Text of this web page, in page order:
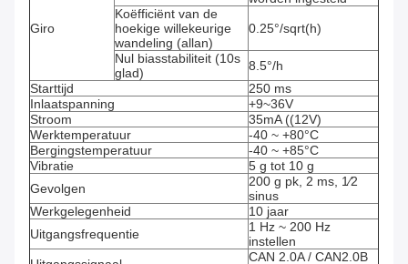
Giro
Koëfficiënt van de
hoekige willekeurige
wandeling (allan)
0.25°/sqrt(h)
Nul biasstabiliteit (10s
glad)
8.5°/h
Starttijd
250 ms
Inlaatspanning
+9~36V
Stroom
35mA ((12V)
Werktemperatuur
-40 ~ +80°C
Bergingstemperatuur
-40 ~ +85°C
Vibratie
5 g tot 10 g
Gevolgen
200 g pk, 2 ms, 1⁄2
sinus
Werkgelegenheid
10 jaar
Uitgangsfrequentie
1 Hz ~ 200 Hz
instellen
CAN 2.0A / CAN2.0B